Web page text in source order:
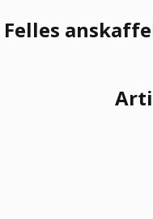
Felles